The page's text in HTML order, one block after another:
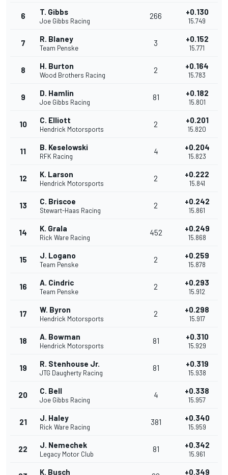
6 T. Gibbs
Joe Gibbs Racing
266 +0.130
15.749
7 R. Blaney
Team Penske
3 +0.152
15.771
8 H. Burton
Wood Brothers Racing
2 +0.164
15.783
9 D. Hamlin
Joe Gibbs Racing
81 +0.182
15.801
10 C. Elliott
Hendrick Motorsports
2 +0.201
15.820
11 B. Keselowski
RFK Racing
4 +0.204
15.823
12 K. Larson
Hendrick Motorsports
2 +0.222
15.841
13 C. Briscoe
Stewart-Haas Racing
2 +0.242
15.861
14 K. Grala
Rick Ware Racing
452 +0.249
15.868
15 J. Logano
Team Penske
2 +0.259
15.878
16 A. Cindric
Team Penske
2 +0.293
15.912
17 W. Byron
Hendrick Motorsports
2 +0.298
15.917
18 A. Bowman
Hendrick Motorsports
81 +0.310
15.929
19 R. Stenhouse Jr.
JTG Daugherty Racing
81 +0.319
15.938
20 C. Bell
Joe Gibbs Racing
4 +0.338
15.957
21 J. Haley
Rick Ware Racing
381 +0.340
15.959
22 J. Nemechek
Legacy Motor Club
81 +0.342
15.961
K. Busch +0.349